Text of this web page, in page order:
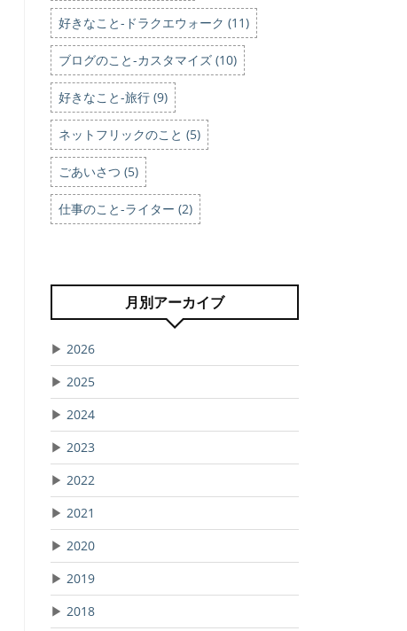
好きなこと-ドラクエウォーク (11)
ブログのこと-カスタマイズ (10)
好きなこと-旅行 (9)
ネットフリックのこと (5)
ごあいさつ (5)
仕事のこと-ライター (2)
月別アーカイブ
▶ 2026
▶ 2025
▶ 2024
▶ 2023
▶ 2022
▶ 2021
▶ 2020
▶ 2019
▶ 2018